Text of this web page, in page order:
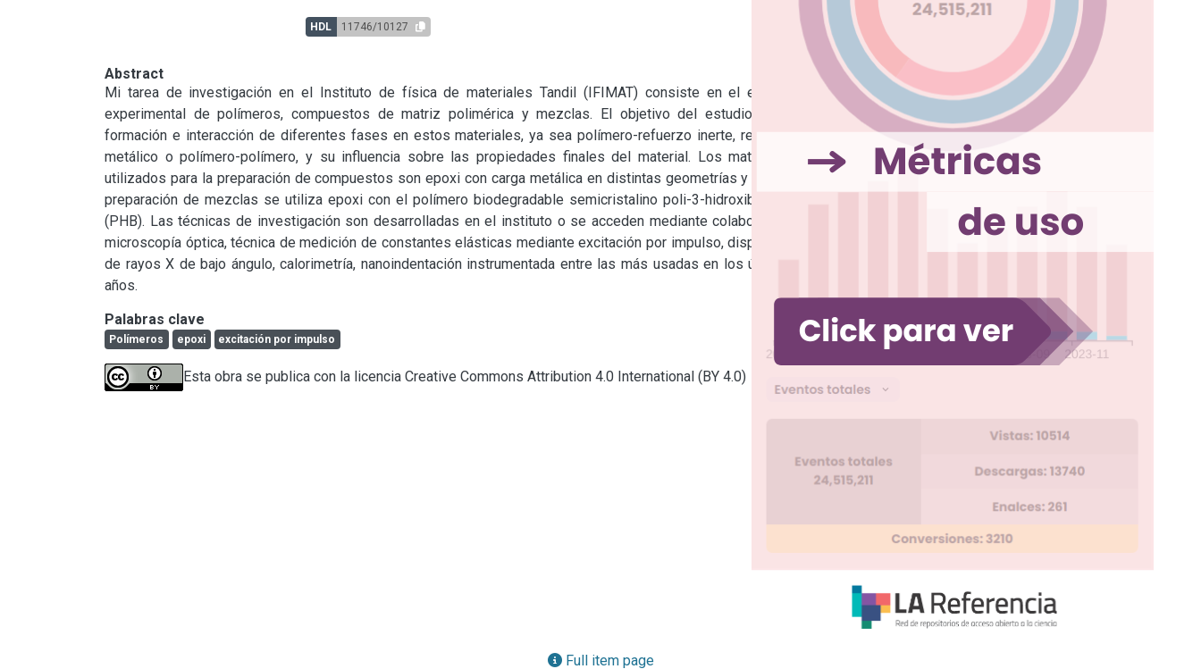
HDL 11746/10127
Abstract
Mi tarea de investigación en el Instituto de física de materiales Tandil (IFIMAT) consiste en el estudio
experimental de polímeros, compuestos de matriz polimérica y mezclas. El objetivo del estudio es la
formación e interacción de diferentes fases en estos materiales, ya sea polímero-refuerzo inerte, refuerzo
metálico o polímero-polímero, y su influencia sobre las propiedades finales del material. Los materiales
utilizados para la preparación de compuestos son epoxi con carga metálica en distintas geometrías y para la
preparación de mezclas se utiliza epoxi con el polímero biodegradable semicristalino poli-3-hidroxibutirato
(PHB). Las técnicas de investigación son desarrolladas en el instituto o se acceden mediante colaboración:
microscopía óptica, técnica de medición de constantes elásticas mediante excitación por impulso, dispersión
de rayos X de bajo ángulo, calorimetría, nanoindentación instrumentada entre las más usadas en los últimos
años.
Palabras clave
Polímeros epoxi excitación por impulso
Esta obra se publica con la licencia Creative Commons Attribution 4.0 International (BY 4.0)
Full item page